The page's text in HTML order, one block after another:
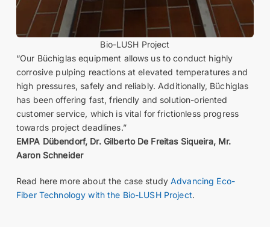
Bio-LUSH Project
“Our Büchiglas equipment allows us to conduct highly
corrosive pulping reactions at elevated temperatures and
high pressures, safely and reliably. Additionally, Büchiglas
has been offering fast, friendly and solution-oriented
customer service, which is vital for frictionless progress
towards project deadlines.”
EMPA Dübendorf, Dr. Gilberto De Freitas Siqueira, Mr.
Aaron Schneider
Read here more about the case studyAdvancing Eco-
Fiber Technology with the Bio-LUSH Project.